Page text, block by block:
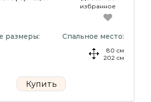
избранное
размеры: Спальное место:
80 см
202 см
Купить